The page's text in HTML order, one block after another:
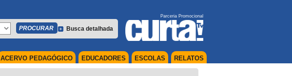
Busca detalhada
Parceria Promocional
RELATOS
ESCOLAS
EDUCADORES
ACERVO PEDAGÓGICO